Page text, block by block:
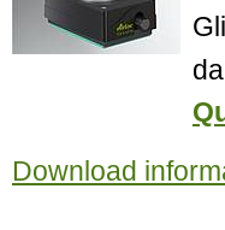
Download